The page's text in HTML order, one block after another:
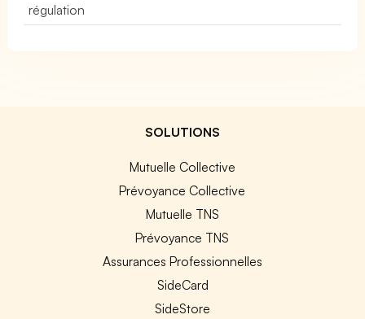
régulation
SOLUTIONS
Mutuelle Collective
Prévoyance Collective
Mutuelle TNS
Prévoyance TNS
Assurances Professionnelles
SideCard
SideStore